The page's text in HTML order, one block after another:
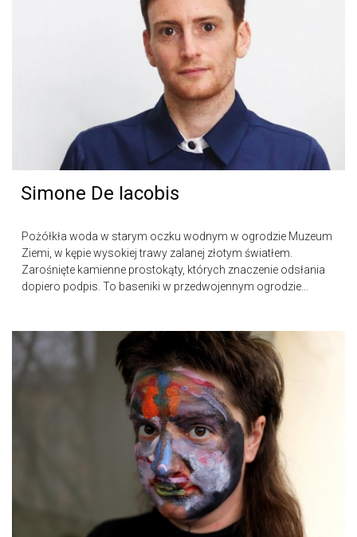
Simone De Iacobis
Pożółkła woda w starym oczku wodnym w ogrodzie Muzeum
Ziemi, w kępie wysokiej trawy zalanej złotym światłem.
Zarośnięte kamienne prostokąty, których znaczenie odsłania
dopiero podpis. To baseniki w przedwojennym ogrodzie...